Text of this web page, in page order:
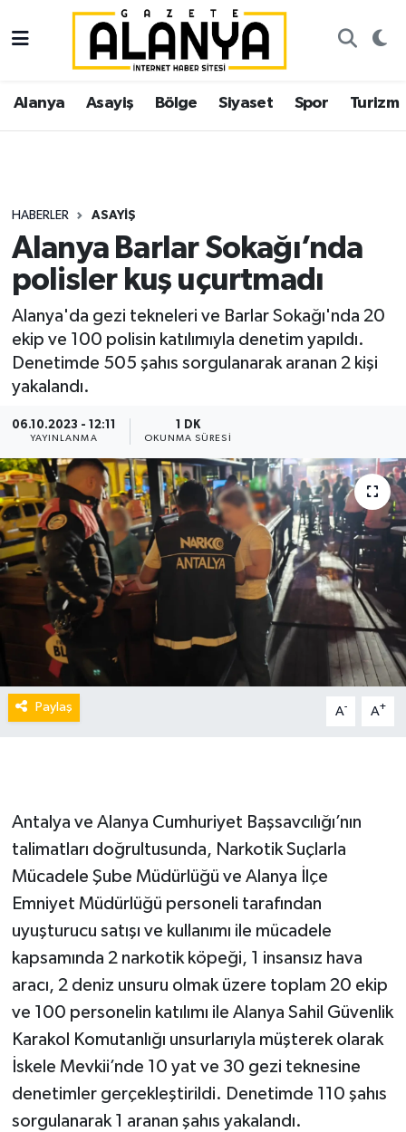
Alanya Asayiş Bölge Siyaset Spor Turizm
HABERLER ASAYIŞ
Alanya Barlar Sokağı’nda
polisler kuş uçurtmadı
Alanya'da gezi tekneleri ve Barlar Sokağı'nda 20
ekip ve 100 polisin katılımıyla denetim yapıldı.
Denetimde 505 şahıs sorgulanarak aranan 2 kişi
yakalandı.
06.10.2023 - 12:11
YAYINLANMA
1 DK
OKUNMA SÜRESI
Paylaş A- A+
Antalya ve Alanya Cumhuriyet Başsavcılığı’nın
talimatları doğrultusunda, Narkotik Suçlarla
Mücadele Şube Müdürlüğü ve Alanya İlçe
Emniyet Müdürlüğü personeli tarafından
uyuşturucu satışı ve kullanımı ile mücadele
kapsamında 2 narkotik köpeği, 1 insansız hava
aracı, 2 deniz unsuru olmak üzere toplam 20 ekip
ve 100 personelin katılımı ile Alanya Sahil Güvenlik
Karakol Komutanlığı unsurlarıyla müşterek olarak
İskele Mevkii’nde 10 yat ve 30 gezi teknesine
denetimler gerçekleştirildi. Denetimde 110 şahıs
sorgulanarak 1 aranan şahıs yakalandı.
Alanya
Asayiş
Siyaset
Spor
Ekonomi
Gazipaşa
İstanbul Nöbetçi Eczaneler
İstanbul Hava Durumu
Süper Lig Puan Durumu ve Fikstür
Tüm Manşetler
Son Dakika Haberleri
Haber Arşivi